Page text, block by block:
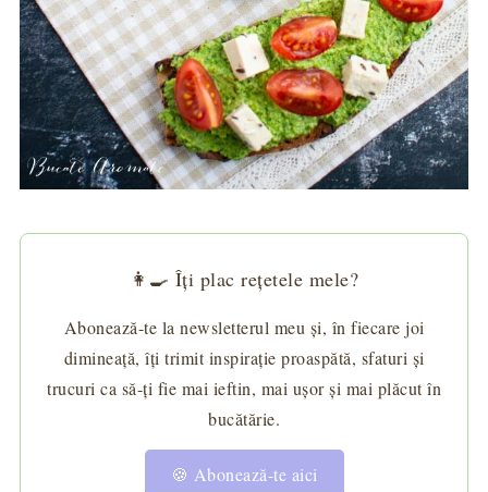
👩‍🍳 Îți plac rețetele mele?
Abonează-te la newsletterul meu și, în fiecare joi
dimineață, îți trimit inspirație proaspătă, sfaturi și
trucuri ca să-ți fie mai ieftin, mai ușor și mai plăcut în
bucătărie.
🍪 Abonează-te aici